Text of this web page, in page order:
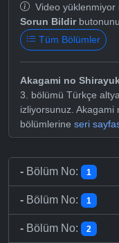
Video yüklenmiyor
Sorun Bildirbutonunu
Tüm Bölümler
Akagami no
3. bölümü Türkçe
izliyorsunuz. Akagami
bölümlerine seri
- Bölüm No: 1
- Bölüm No: 1
- Bölüm No: 2